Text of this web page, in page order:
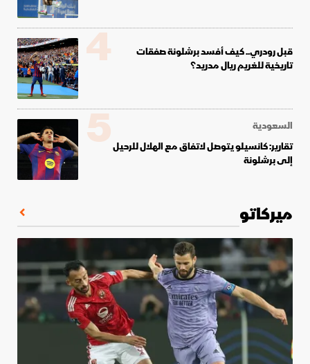
قبل رودري.. كيف أفسد برشلونة صفقات
تاريخية للغريم ريال مدريد؟
4
السعودية
تقارير: كانسيلو يتوصل لاتفاق مع الهلال للرحيل
إلى برشلونة
5
ميركاتو